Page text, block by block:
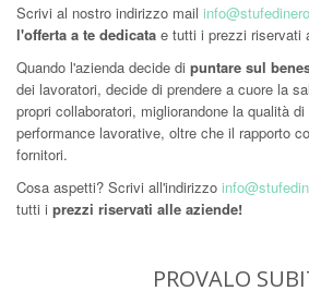
Scrivi al nostro indirizzo mail
l'offerta a te dedicata e tutti i prezzi riservati
Quando l'azienda decide di puntare sul
dei lavoratori, decide di prendere a cuore la
propri collaboratori, migliorandone la qualità
performance lavorative, oltre che il rapporto
fornitori.
Cosa aspetti? Scrivi all'indirizzo
tutti i prezzi riservati alle aziende!
PROVALO